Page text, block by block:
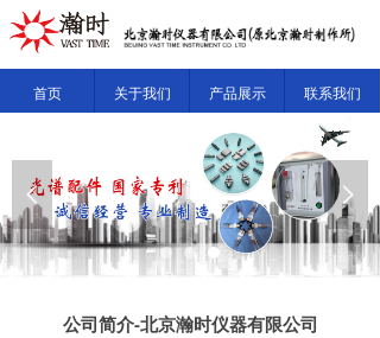
首页 关于我们 产品展示 联系我们
넳 넲
公司简介-北京瀚时仪器有限公司